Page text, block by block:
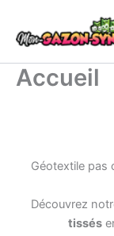
contenu
Accueil
Géotextile pas
Découvrez
tissés